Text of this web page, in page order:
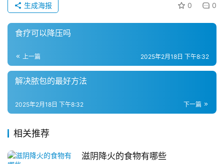
0 0
生成海报
食疗可以降压吗
上一篇 2025年2月18日 下午8:32
解决脓包的最好方法
下一篇
2025年2月18日 下午8:32
相关推荐
滋阴降火的食物有哪些